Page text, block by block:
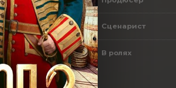
Сценарист
В ролях